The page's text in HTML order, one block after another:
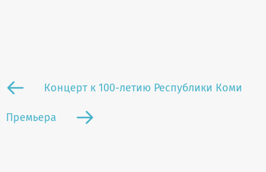
Концерт к 100-летию Республики Коми
Премьера